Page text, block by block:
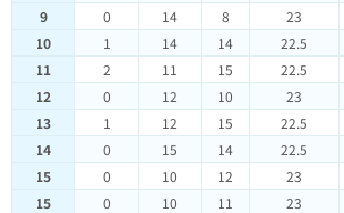
9
0 14 8 23
10
1 14 14 22.5
11
2 11 15 22.5
12
0 12 10 23
13
1 12 15 22.5
14
0 15 14 22.5
15
0 10 12 23
15
0 10 11 23